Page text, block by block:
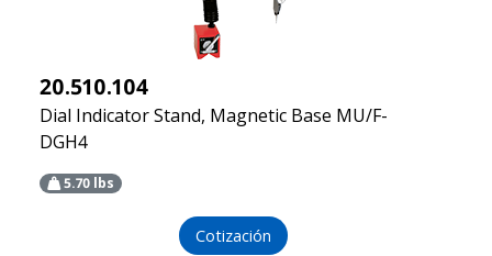
20.510.104
Dial Indicator Stand, Magnetic Base MU/F-
DGH4
5.70 lbs
Cotización